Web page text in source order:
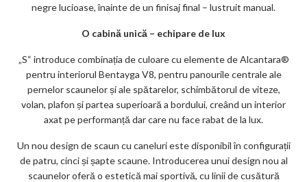
negre lucioase, înainte de un finisaj final – lustruit manual.
O cabină unică – echipare de lux
„S“ introduce combinația de culoare cu elemente de Alcantara®
pentru interiorul Bentayga V8, pentru panourile centrale ale
pernelor scaunelor și ale spătarelor, schimbătorul de viteze,
volan, plafon și partea superioară a bordului, creând un interior
axat pe performanță dar care nu face rabat de la lux.
Un nou design de scaun cu caneluri este disponibil în configurații
de patru, cinci și șapte scaune. Introducerea unui design nou al
scaunelor oferă o estetică mai sportivă, cu linii de cusătură